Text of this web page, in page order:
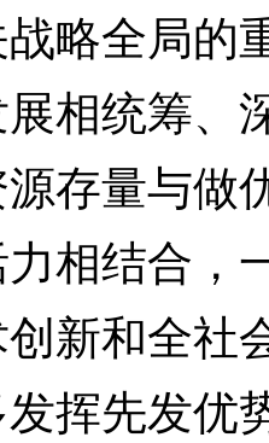
略全局的
相统筹、
存量与做
相结合，
新和全社
挥先发优